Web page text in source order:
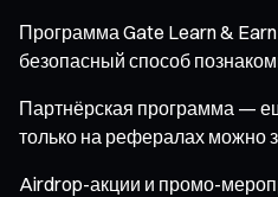
Программа Gate Learn & Earn
безопасный способ
Партнёрская программа —
только на рефералах можно
Airdrop-акции и промо-